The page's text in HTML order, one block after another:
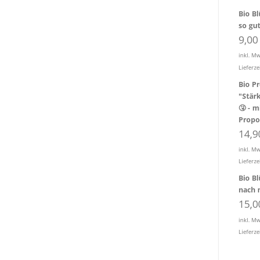
Bio
so
9,00
inkl.
Bio
🤧 -
inkl.
Bio
nach
inkl.